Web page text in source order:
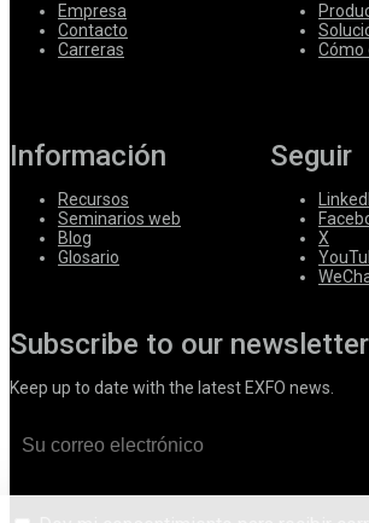
Empresa
Contacto
Carreras
Cómo
Información
Recursos
Seminarios web
Blog
Glosario
Seguir
X
Subscribe to our newsletter
Keep up to date with the latest EXFO news.